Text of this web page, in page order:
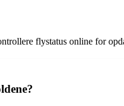
flystatus online for